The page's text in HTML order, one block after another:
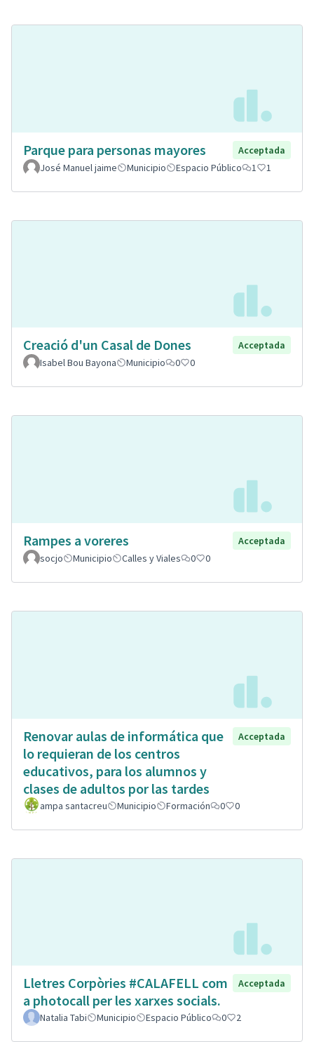
Parque para personas mayores
Acceptada
José Manuel jaime
Municipio Espacio Público 1 1
Creació d'un Casal de Dones
Acceptada
Isabel Bou Bayona
Municipio 0 0
Rampes a voreres
Acceptada
socjo
Municipio Calles y Viales 0 0
Renovar aulas de informática que
lo requieran de los centros
educativos, para los alumnos y
clases de adultos por las tardes
Acceptada
ampa santacreu Municipio Formación 0 0
Lletres Corpòries #CALAFELL com
a photocall per les xarxes socials.
Acceptada
Natalia Tabi Municipio Espacio Público 0 2